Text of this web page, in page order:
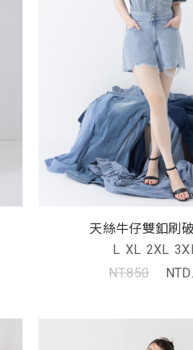
天絲牛仔雙釦刷
L XL 2XL
NT.850